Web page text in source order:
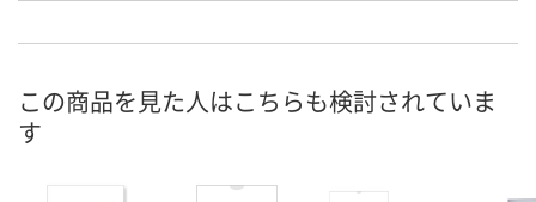
8月11日（火）
この商品を見た人はこちらも検討されていま
す